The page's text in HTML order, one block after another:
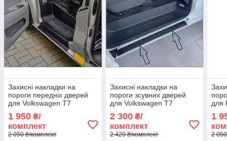
Захисні накладки на
пороги передніх дверей
для Volkswagen T7
2023+
1 950 ₴/
комплект
2 050 ₴/комплект
Захисні накладки на
пороги зсувних дверей
для Volkswagen T7
2023+ (ліва+права)
2 300₴/
комплект
2 420 ₴/комплект
для
1
2